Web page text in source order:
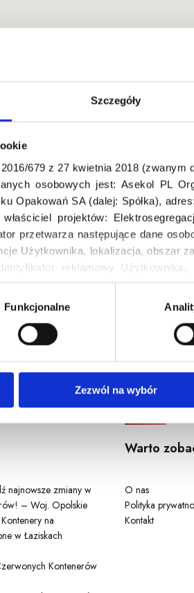
Szczegóły
679 z 27 kwietnia 2018 (zwanym
osobowych jest: Asekol PL
Opakowań SA (dalej: Spółka),
projektów:
przetwarza następujące dane
Użytkownika, lokalizacja, obszar
reklamowy
kraj, miasto, język,
Funkcjonalne
Zezwól na wybór
najnowsze zmiany w
– Woj. Opolskie
na
w Łaziskach
Kontenerów
Warto
O nas
Polityka
Kontakt